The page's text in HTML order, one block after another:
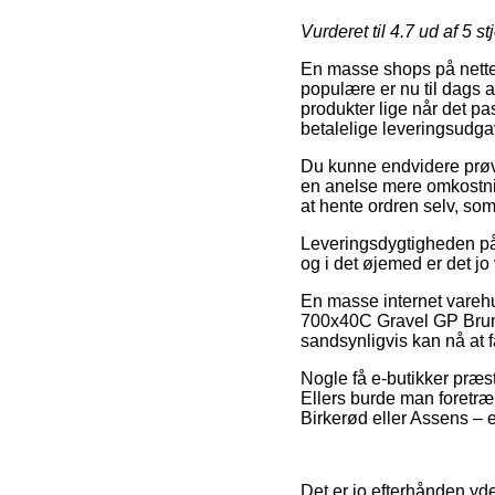
Vurderet til 4.7ud af 5
En masse shops på
populære er nu til dags
produkter lige når det
betalelige
Du kunne endvidere
en anelse mere
at hente ordren selv,
Leveringsdygtigheden
og i det øjemed er det
En masse internet
700x40C Gravel GP
sandsynligvis kan nå at
Nogle få e-butikker
Ellers burde man
Birkerød eller Assens –
Det er jo efterhånden